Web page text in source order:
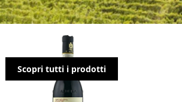
Cascina Pugnane
Scopri tutti i prodotti